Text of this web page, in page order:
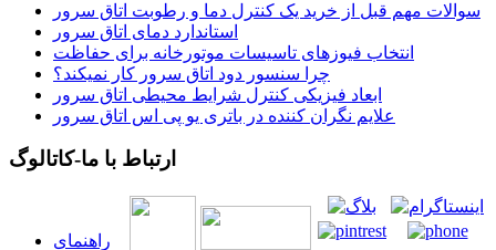
سوالات مهم قبل از خرید یک کنترل دما و رطوبت اتاق سرور
استاندارد دمای اتاق سرور
انتخاب فیوزهای تاسیسات موتورخانه برای حفاظت
چرا سنسور دود اتاق سرور کار نمیکند؟
ابعاد فیزیکی کنترل شرایط محیطی اتاق سرور
علایم نگران کننده در باتری یو پی اس اتاق سرور
ارتباط با ما-کاتالوگ
راهنمای